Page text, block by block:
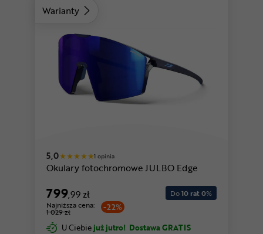
Warianty
5,0 1 opinia
Okulary fotochromowe JULBO Edge
799,99 zł
-22%
Najniższa cena:
1 029 zł
Do10 rat 0%
U Ciebie już jutro! Dostawa GRATIS